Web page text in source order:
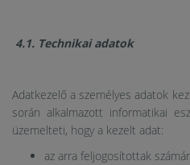
4.1. Technikai adatok
Adatkezelő a személyes adatok
során alkalmazott informatikai
üzemelteti, hogy a kezelt adat:
az arra feljogosítottak